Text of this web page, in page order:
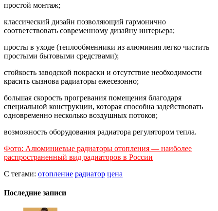
простой монтаж;
классический дизайн позволяющий гармонично
соответствовать современному дизайну интерьера;
просты в уходе (теплообменники из алюминия легко чистить
простыми бытовыми средствами);
стойкость заводской покраски и отсутствие необходимости
красить сызнова радиаторы ежесезонно;
большая скорость прогревания помещения благодаря
специальной конструкции, которая способна задействовать
одновременно несколько воздушных потоков;
возможность оборудования радиатора регулятором тепла.
Фото: Алюминиевые радиаторы отопления — наиболее
распространенный вид радиаторов в России
С тегами: отопление радиатор цена
Последние записи